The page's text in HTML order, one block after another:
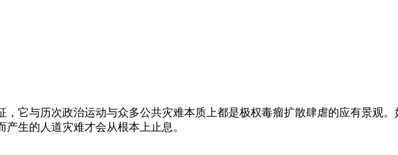
它与历次政治运动与众多公共灾难本质上都是极权毒瘤扩散肆虐的应有景观
生的人道灾难才会从根本上止息。